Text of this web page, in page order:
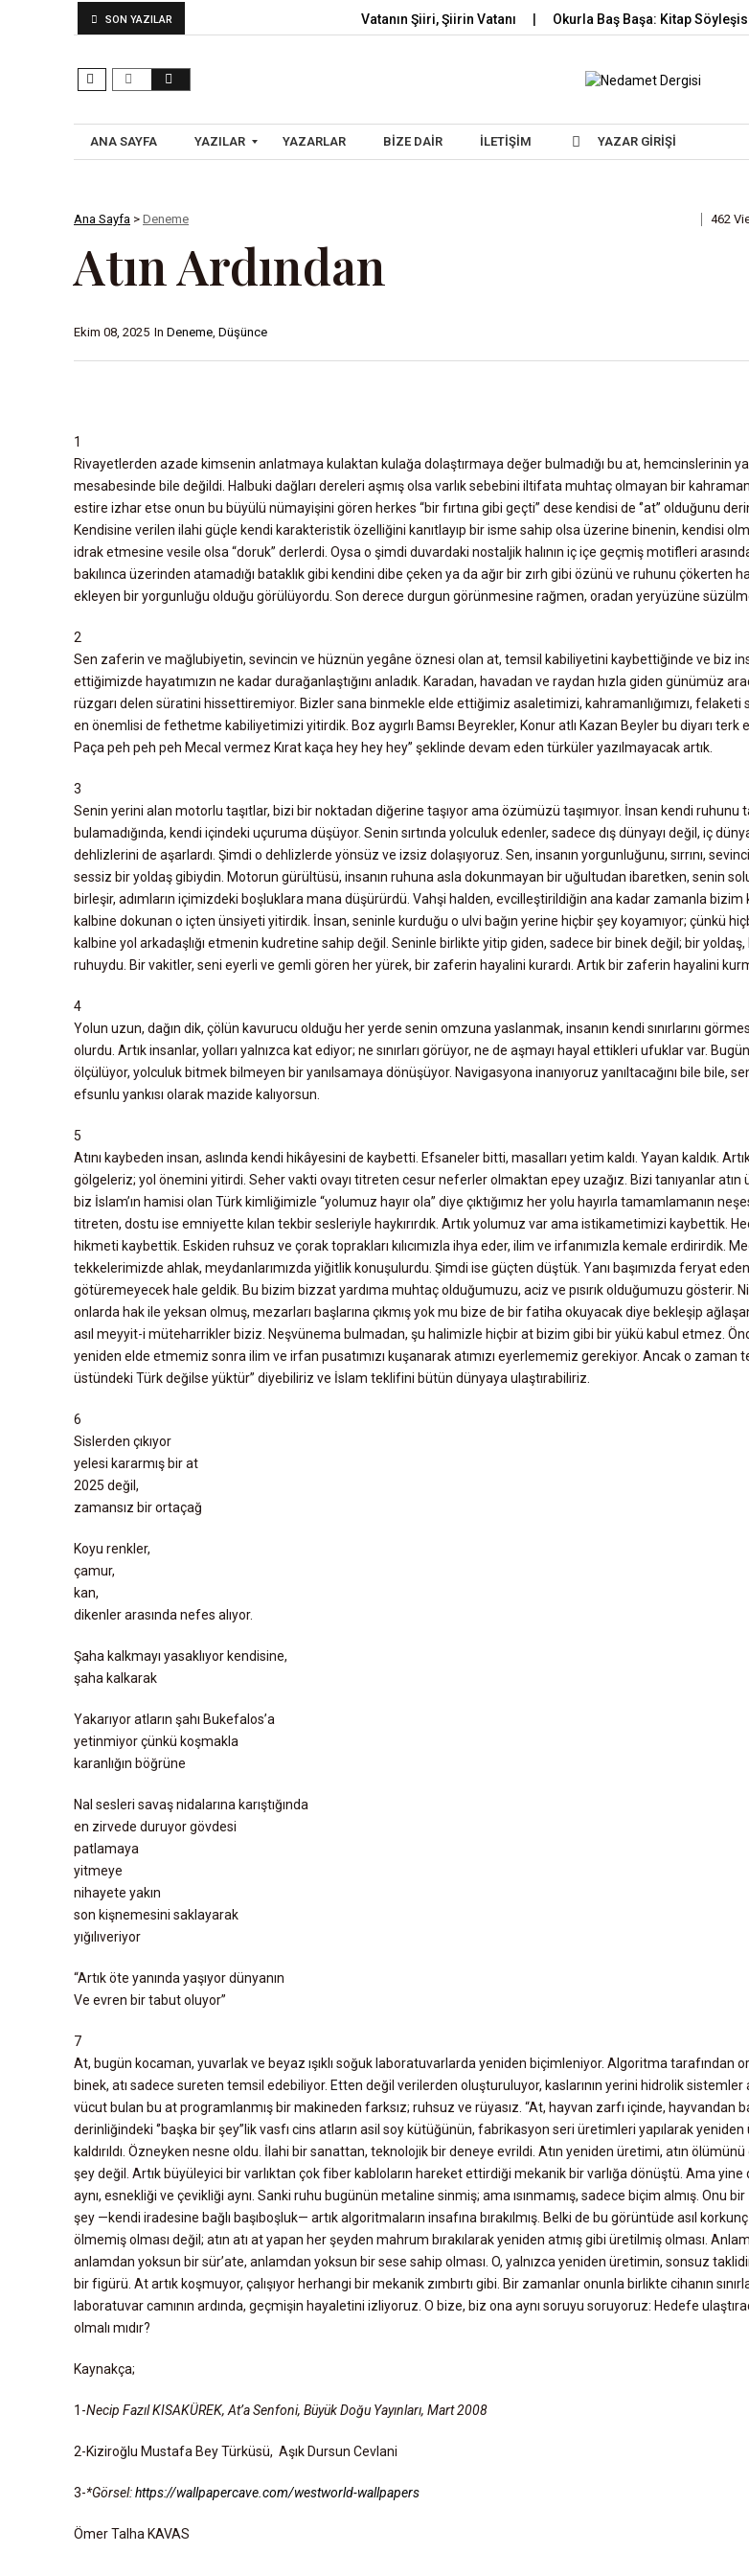
SON YAZILAR Vatanın Şiiri, Şiirin Vatanı Okurla Baş Başa: Kitap
Skip to content
ANA SAYFA YAZILAR
A
D
E
N
E
Ü
Ş
Ü
N
G
Ü
N
C
E
İ
C
E
L
E
M
E
K
T
U
P
Ö
I
YAZARLAR BIZE DAIR İLETIŞIM YAZAR GIRIŞI
Ana Sayfa > Deneme 462
Atın Ardından
In Deneme, Düşünce
Ekim 08, 2025
1
Rivayetlerden azade kimsenin anlatmaya kulaktan kulağa dolaştırmaya değer bulmadığı bu at, hemcinslerinin
mesabesinde bile değildi. Halbuki dağları dereleri aşmış olsa varlık sebebini iltifata muhtaç olmayan bir
estire izhar etse onun bu büyülü nümayişini gören herkes “bir fırtına gibi geçti” dese kendisi de ‘’at’’ olduğunu
Kendisine verilen ilahi güçle kendi karakteristik özelliğini kanıtlayıp bir isme sahip olsa üzerine binenin, kendisi
idrak etmesine vesile olsa “doruk” derlerdi. Oysa o şimdi duvardaki nostaljik halının iç içe geçmiş motifleri arasında
bakılınca üzerinden atamadığı bataklık gibi kendini dibe çeken ya da ağır bir zırh gibi özünü ve ruhunu çökerten
ekleyen bir yorgunluğu olduğu görülüyordu. Son derece durgun görünmesine rağmen, oradan yeryüzüne
2
Sen zaferin ve mağlubiyetin, sevincin ve hüznün yegâne öznesi olan at, temsil kabiliyetini kaybettiğinde ve biz
ettiğimizde hayatımızın ne kadar durağanlaştığını anladık. Karadan, havadan ve raydan hızla giden günümüz
rüzgarı delen süratini hissettiremiyor. Bizler sana binmekle elde ettiğimiz asaletimizi, kahramanlığımızı,
en önemlisi de fethetme kabiliyetimizi yitirdik. Boz aygırlı Bamsı Beyrekler, Konur atlı Kazan Beyler bu diyarı terk
Paça peh peh peh Mecal vermez Kırat kaça hey hey hey’’ şeklinde devam eden türküler yazılmayacak artık.
3
Senin yerini alan motorlu taşıtlar, bizi bir noktadan diğerine taşıyor ama özümüzü taşımıyor. İnsan kendi ruhunu
bulamadığında, kendi içindeki uçuruma düşüyor. Senin sırtında yolculuk edenler, sadece dış dünyayı değil, iç
dehlizlerini de aşarlardı. Şimdi o dehlizlerde yönsüz ve izsiz dolaşıyoruz. Sen, insanın yorgunluğunu, sırrını,
sessiz bir yoldaş gibiydin. Motorun gürültüsü, insanın ruhuna asla dokunmayan bir uğultudan ibaretken, senin
birleşir, adımların içimizdeki boşluklara mana düşürürdü. Vahşi halden, evcilleştirildiğin ana kadar zamanla
kalbine dokunan o içten ünsiyeti yitirdik. İnsan, seninle kurduğu o ulvi bağın yerine hiçbir şey koyamıyor; çünkü
kalbine yol arkadaşlığı etmenin kudretine sahip değil. Seninle birlikte yitip giden, sadece bir binek değil; bir yoldaş,
ruhuydu. Bir vakitler, seni eyerli ve gemli gören her yürek, bir zaferin hayalini kurardı. Artık bir zaferin hayalini
4
Yolun uzun, dağın dik, çölün kavurucu olduğu her yerde senin omzuna yaslanmak, insanın kendi sınırlarını
olurdu. Artık insanlar, yolları yalnızca kat ediyor; ne sınırları görüyor, ne de aşmayı hayal ettikleri ufuklar var.
ölçülüyor, yolculuk bitmek bilmeyen bir yanılsamaya dönüşüyor. Navigasyona inanıyoruz yanıltacağını bile bile,
efsunlu yankısı olarak mazide kalıyorsun.
5
Atını kaybeden insan, aslında kendi hikâyesini de kaybetti. Efsaneler bitti, masalları yetim kaldı. Yayan kaldık.
gölgeleriz; yol önemini yitirdi. Seher vakti ovayı titreten cesur neferler olmaktan epey uzağız. Bizi tanıyanlar atın
biz İslam’ın hamisi olan Türk kimliğimizle “yolumuz hayır ola” diye çıktığımız her yolu hayırla tamamlamanın
titreten, dostu ise emniyette kılan tekbir sesleriyle haykırırdık. Artık yolumuz var ama istikametimizi kaybettik.
hikmeti kaybettik. Eskiden ruhsuz ve çorak toprakları kılıcımızla ihya eder, ilim ve irfanımızla kemale erdirirdik.
tekkelerimizde ahlak, meydanlarımızda yiğitlik konuşulurdu. Şimdi ise güçten düştük. Yanı başımızda feryat
götüremeyecek hale geldik. Bu bizim bizzat yardıma muhtaç olduğumuzu, aciz ve pısırık olduğumuzu gösterir.
onlarda hak ile yeksan olmuş, mezarları başlarına çıkmış yok mu bize de bir fatiha okuyacak diye bekleşip
asıl meyyit-i müteharrikler biziz. Neşvünema bulmadan, şu halimizle hiçbir at bizim gibi bir yükü kabul etmez.
yeniden elde etmemiz sonra ilim ve irfan pusatımızı kuşanarak atımızı eyerlememiz gerekiyor. Ancak o zaman
üstündeki Türk değilse yüktür” diyebiliriz ve İslam teklifini bütün dünyaya ulaştırabiliriz.
6
Sislerden çıkıyor
yelesi kararmış bir at
2025 değil,
zamansız bir ortaçağ
Koyu renkler,
çamur,
kan,
dikenler arasında nefes alıyor.
Şaha kalkmayı yasaklıyor kendisine,
şaha kalkarak
Yakarıyor atların şahı Bukefalos’a
yetinmiyor çünkü koşmakla
karanlığın böğrüne
Nal sesleri savaş nidalarına karıştığında
en zirvede duruyor gövdesi
patlamaya
yitmeye
nihayete yakın
son kişnemesini saklayarak
yığılıveriyor
“Artık öte yanında yaşıyor dünyanın
Ve evren bir tabut oluyor”
7
At, bugün kocaman, yuvarlak ve beyaz ışıklı soğuk laboratuvarlarda yeniden biçimleniyor. Algoritma tarafından
binek, atı sadece sureten temsil edebiliyor. Etten değil verilerden oluşturuluyor, kaslarının yerini hidrolik sistemler
vücut bulan bu at programlanmış bir makineden farksız; ruhsuz ve rüyasız. “At, hayvan zarfı içinde, hayvandan
derinliğindeki ‘’başka bir şey”lik vasfı cins atların asil soy kütüğünün, fabrikasyon seri üretimleri yapılarak
kaldırıldı. Özneyken nesne oldu. İlahi bir sanattan, teknolojik bir deneye evrildi. Atın yeniden üretimi, atın
şey değil. Artık büyüleyici bir varlıktan çok fiber kabloların hareket ettirdiği mekanik bir varlığa dönüştü. Ama yine
aynı, esnekliği ve çevikliği aynı. Sanki ruhu bugünün metaline sinmiş; ama ısınmamış, sadece biçim almış. Onu
şey —kendi iradesine bağlı başıboşluk— artık algoritmaların insafına bırakılmış. Belki de bu görüntüde asıl
ölmemiş olması değil; atın atı at yapan her şeyden mahrum bırakılarak yeniden atmış gibi üretilmiş olması.
anlamdan yoksun bir sür’ate, anlamdan yoksun bir sese sahip olması. O, yalnızca yeniden üretimin, sonsuz
bir figürü. At artık koşmuyor, çalışıyor herhangi bir mekanik zımbırtı gibi. Bir zamanlar onunla birlikte cihanın
laboratuvar camının ardında, geçmişin hayaletini izliyoruz. O bize, biz ona aynı soruyu soruyoruz: Hedefe
olmalı mıdır?
Kaynakça;
1-Necip Fazıl KISAKÜREK, At’a Senfoni, Büyük Doğu Yayınları, Mart 2008
2-Kiziroğlu Mustafa Bey Türküsü, Aşık Dursun Cevlani
3-*Görsel:https://wallpapercave.com/westworld-wallpapers
Ömer Talha KAVAS